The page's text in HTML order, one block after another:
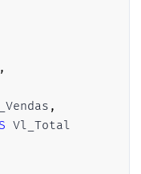
,
,
Vl_Total